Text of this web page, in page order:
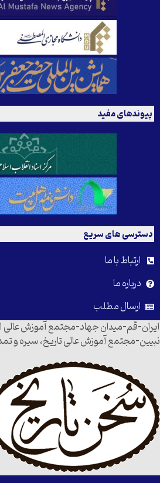
پیوندهای مفید
دسترسی های سریع
ارتباط با ما
درباره ما
ارسال مطلب
ایران-قم-میدان جهاد-مجتمع آموزش
نبیین-مجتمع آموزش عالی تاریخ، سیره و